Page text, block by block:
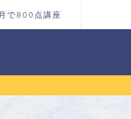
で800点講座